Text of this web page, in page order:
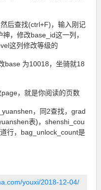
后查找(ctrl+F)，输入刚记
，修改base_id这一列，
这列修改等级的
base 为10018，坐骑就18
，就是你阅读的页数
，同2查找，grad
表)，shenshi_cou
行，bag_unlock_count是
youxi/2018-12-04/